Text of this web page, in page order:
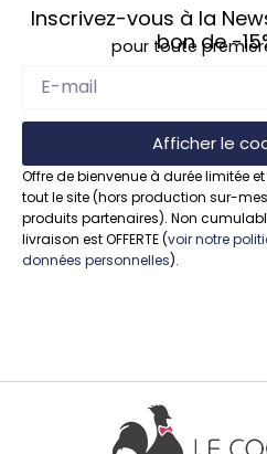
Inscrivez-vous à la
bon de -
pour toute
Afficher le
Offre de bienvenue à durée limitée
tout le site (hors production sur-
produits partenaires). Non
livraison est OFFERTE (voir notre
données personnelles).